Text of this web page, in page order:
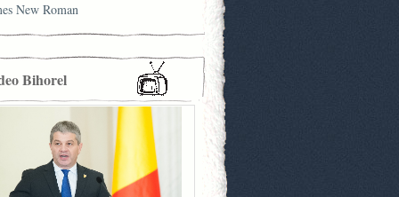
New Roman
Bihorel